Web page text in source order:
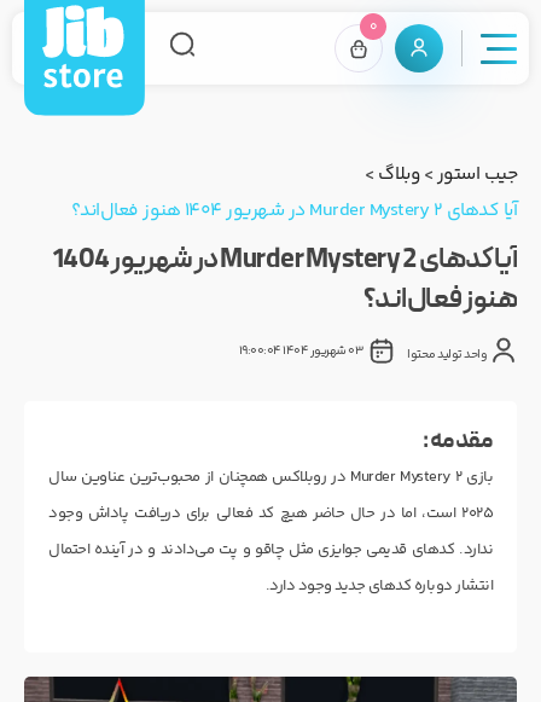
0
جیب استور>وبلاگ >
آیا کدهای Murder Mystery 2 در شهریور 1404 هنوز فعال‌اند؟
آیا کدهای Murder Mystery 2 در شهریور 1404
هنوز فعال‌اند؟
واحد تولید محتوا 03 شهریور 1404 19:00:04
مقدمه :
بازی Murder Mystery 2 در روبلاکس همچنان از محبوب‌ترین عناوین سال
۲۰۲۵ است، اما در حال حاضر هیچ کد فعالی برای دریافت پاداش وجود
ندارد. کدهای قدیمی جوایزی مثل چاقو و پت می‌دادند و در آینده احتمال
انتشار دوباره کدهای جدید وجود دارد.